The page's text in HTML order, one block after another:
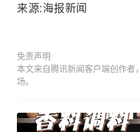
来源:海报新闻
免责声明
本文来自腾讯新闻客户端创作者
场。